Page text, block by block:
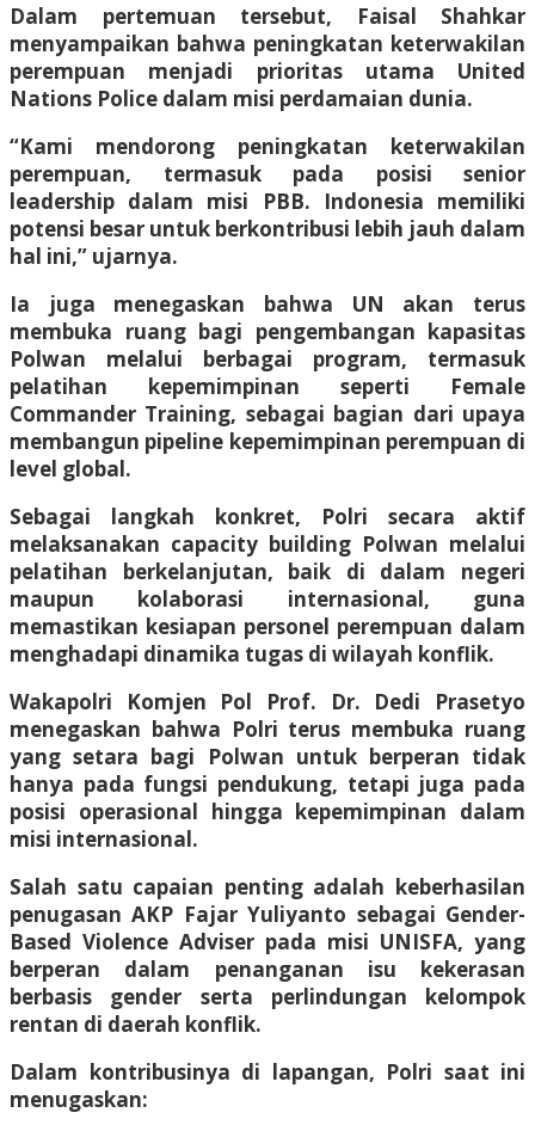
Dalam pertemuan tersebut, Faisal Shahkar
menyampaikan bahwa peningkatan keterwakilan
perempuan menjadi prioritas utama United
Nations Police dalam misi perdamaian dunia.
“Kami mendorong peningkatan keterwakilan
perempuan, termasuk pada posisi senior
leadership dalam misi PBB. Indonesia memiliki
potensi besar untuk berkontribusi lebih jauh dalam
hal ini,” ujarnya.
Ia juga menegaskan bahwa UN akan terus
membuka ruang bagi pengembangan kapasitas
Polwan melalui berbagai program, termasuk
pelatihan kepemimpinan seperti Female
Commander Training, sebagai bagian dari upaya
membangun pipeline kepemimpinan perempuan di
level global.
Sebagai langkah konkret, Polri secara aktif
melaksanakan capacity building Polwan melalui
pelatihan berkelanjutan, baik di dalam negeri
maupun kolaborasi internasional, guna
memastikan kesiapan personel perempuan dalam
menghadapi dinamika tugas di wilayah konflik.
Wakapolri Komjen Pol Prof. Dr. Dedi Prasetyo
menegaskan bahwa Polri terus membuka ruang
yang setara bagi Polwan untuk berperan tidak
hanya pada fungsi pendukung, tetapi juga pada
posisi operasional hingga kepemimpinan dalam
misi internasional.
Salah satu capaian penting adalah keberhasilan
penugasan AKP Fajar Yuliyanto sebagai Gender-
Based Violence Adviser pada misi UNISFA, yang
berperan dalam penanganan isu kekerasan
berbasis gender serta perlindungan kelompok
rentan di daerah konflik.
Dalam kontribusinya di lapangan, Polri saat ini
menugaskan: